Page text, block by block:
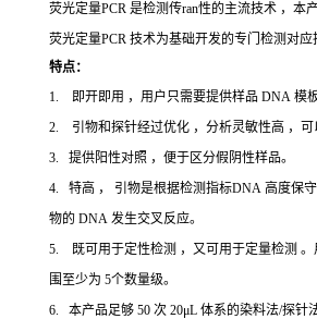
荧光定量PCR 是检测传ran性的主流技术 ，本
荧光定量PCR 技术为基础开发的专门检测对应
特点：
1. 即开即用 ，用户只需要提供样品 DNA 模板
2. 引物和探针经过优化 ，分析灵敏性高 ，可
3. 提供阳性对照 ，便于区分假阴性样品。
4. 特高 ， 引物是根据检测指标DNA 高度保
物的 DNA 发生交叉反应。
5. 既可用于定性检测 ，又可用于定量检测 。
围至少为 5个数量级。
6. 本产品足够 50 次 20μL 体系的染料法/探针